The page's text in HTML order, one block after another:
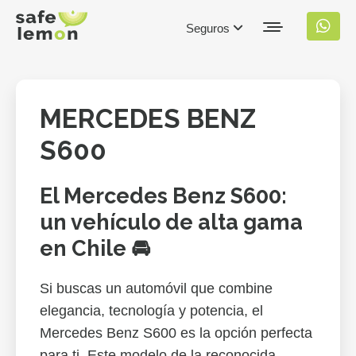
Seguros
MERCEDES BENZ
S600
El Mercedes Benz S600:
un vehículo de alta gama
en Chile 🚘
Si buscas un automóvil que combine
elegancia, tecnología y potencia, el
Mercedes Benz S600 es la opción perfecta